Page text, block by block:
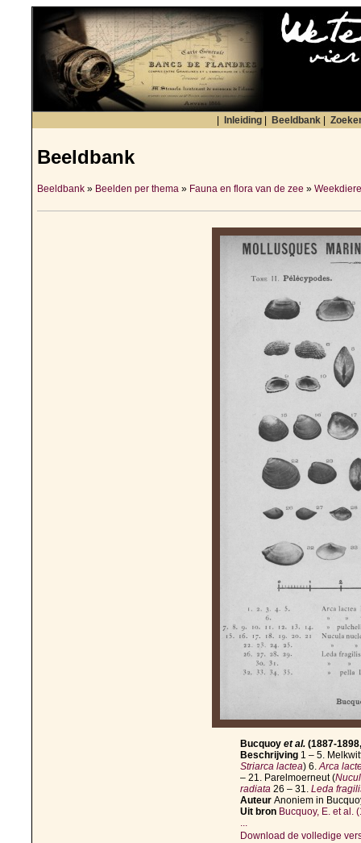
Inleiding Beeldbank
Beeldbank
Beeldbank » Beelden per thema » Fauna en flora van de zee »
Bucquoy et al. (1887-
Beschrijving 1 – 5.
Striarca lactea) 6.Arca
– 21. Parelmoerneut (
radiata 26 – 31. Leda
Auteur Anoniem in
Uit bron Bucquoy, E. et al.
...
Download de volledige